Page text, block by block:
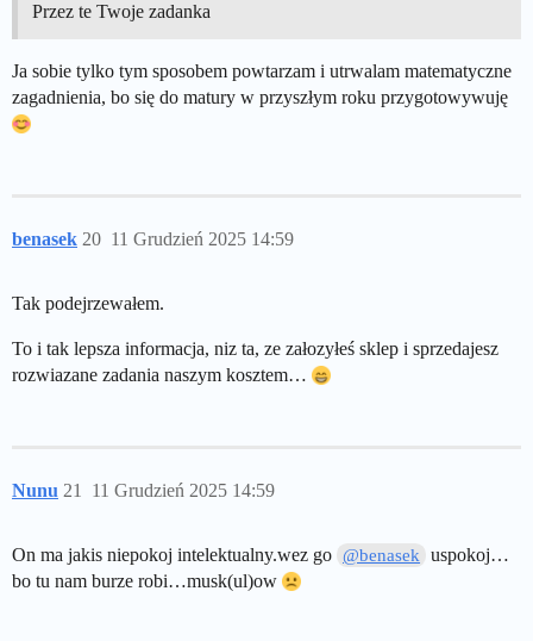
Przez te Twoje zadanka
Ja sobie tylko tym sposobem powtarzam i utrwalam matematyczne
zagadnienia, bo się do matury w przyszłym roku przygotowywuję
benasek 11 Grudzień 2025 14:59
20
Tak podejrzewałem.
To i tak lepsza informacja, niz ta, ze załozyłeś sklep i sprzedajesz
rozwiazane zadania naszym kosztem…
Nunu 11 Grudzień 2025 14:59
21
On ma jakis niepokoj intelektualny.wez go @benasek uspokoj…
bo tu nam burze robi…musk(ul)ow